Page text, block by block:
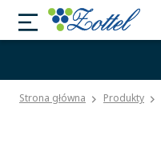
Strona główna Produkty